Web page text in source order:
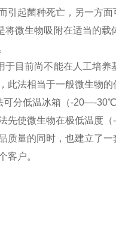
引起菌种死亡，另一方面
将微生物吸附在适当的
于目前尚不能在人工培
此法相当于一般微生物
可分低温冰箱（-20—-30℃
先使微生物在极低温度（
质量的同时，也建立了
客户。